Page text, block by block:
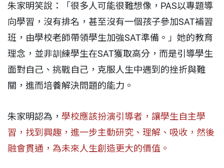
朱家明笑說：「很多人可能很難想像，PAS以專題導
向學習，沒有排名，甚至沒有一個孩子參加SAT補習
班，由學校老師帶領學生加強SAT準備。」她的教育
理念，並非訓練學生在SAT獲取高分，而是引導學生
面對自己、挑戰自己，克服人生中遇到的挫折與難
關，進而培養解決問題的能力。
朱家明認為， 學校應該扮演引導者，讓學生自主學
習，找到興趣，進一步主動研究、理解、吸收，然後
融會貫通，為未來人生創造更大的價值。